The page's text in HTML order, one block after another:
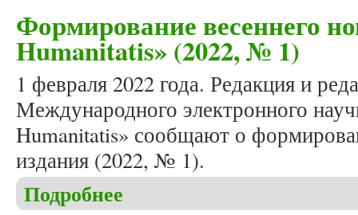
Формирование весеннего
Humanitatis» (2022, № 1)
1 февраля 2022 года. Редакция и
Международного электронного
Humanitatis» сообщают о
издания (2022, № 1).
Подробнее